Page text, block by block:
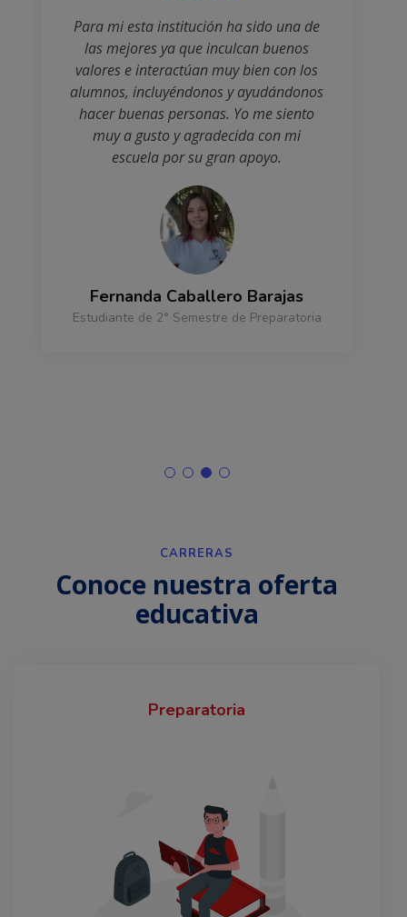
Para mi esta institución ha sido una de
las mejores ya que inculcan buenos
valores e interactúan muy bien con los
alumnos, incluyéndonos y ayudándonos
hacer buenas personas. Yo me siento
muy a gusto y agradecida con mi
escuela por su gran apoyo.
Fernanda Caballero Barajas
Estudiante de 2° Semestre de Preparatoria
CARRERAS
Conoce nuestra oferta
educativa
Preparatoria